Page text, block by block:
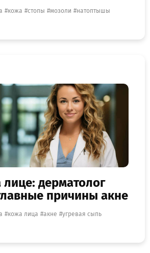
кожа стопы мозоли
натоптышы
дерматолог
причины акне
кожа лица акне
угревая сыпь